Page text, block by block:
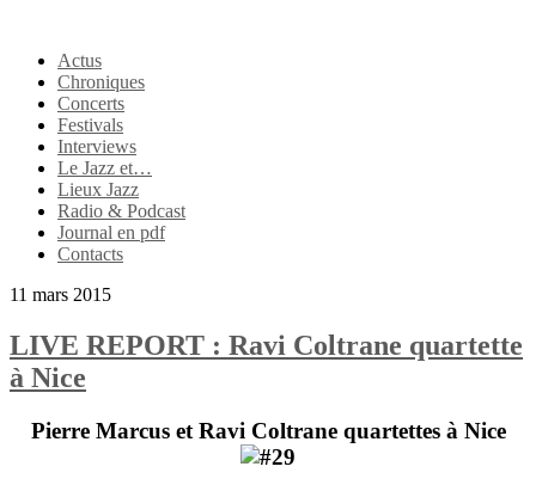
Actus
Chroniques
Concerts
Festivals
Interviews
Le Jazz et…
Lieux Jazz
Radio & Podcast
Journal en pdf
Contacts
11 mars 2015
LIVE REPORT : Ravi Coltrane quartette
à Nice
Pierre Marcus et Ravi Coltranequartettes à Nice